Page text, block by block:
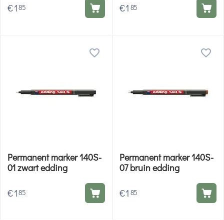
€185 €1 85
Permanent marker 140S-
01 zwart edding
€185
Permanent marker 140S-
07 bruin edding
€1 85